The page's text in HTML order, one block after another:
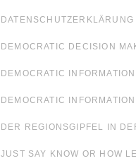
DATENSCHUTZERKLÄRUNG
DEMOCRATIC DECISION
DEMOCRATIC
DEMOCRATIC
DER REGIONSGIPFEL IN
JUST SAY KNOW OR HOW